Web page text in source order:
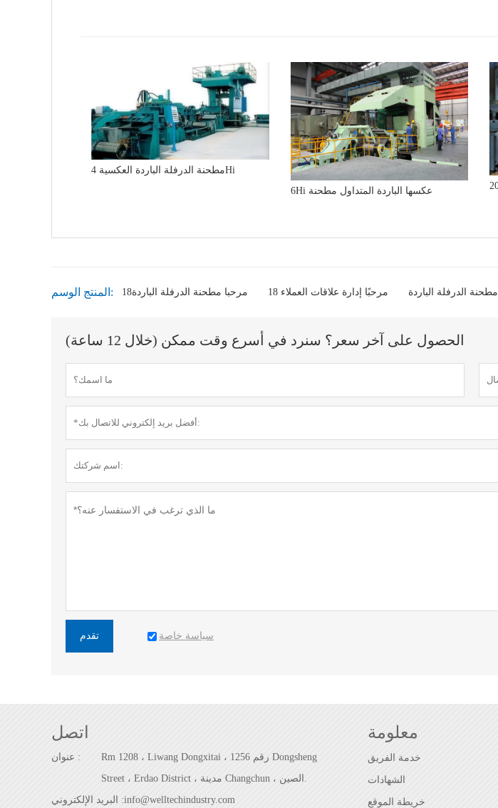
مطحنة الدرفلة الباردة العكسية 4Hi
6Hi عكسها الباردة المتداول مطحنة
المنتج الوسم: 18مرحبا مطحنة الدرفلة الباردة 18 مرحبًا إدارة علاقات العملاء مطحنة الدرفلة الباردة
الحصول على آخر سعر؟ سنرد في أسرع وقت ممكن (خلال 12 ساعة)
تقدم سياسة خاصة
اتصل
عنوان :
Rm 1208 ، Liwang Dongxitai ، رقم 1256 Dongsheng
Street ، Erdao District ، مدينة Changchun ، الصين.
البريد الإلكتروني :info@welltechindustry.com
معلومة
خدمة الفريق
الشهادات
خريطة الموقع